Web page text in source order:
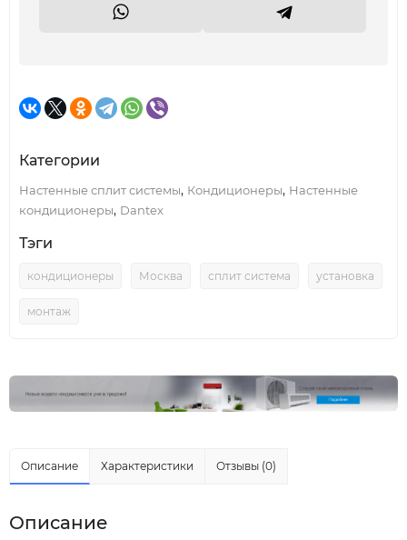
Категории
Настенные сплит системы, Кондиционеры, Настенные
кондиционеры, Dantex
Тэги
кондиционеры Москва сплит система установка
монтаж
Описание Характеристики Отзывы (0)
Описание